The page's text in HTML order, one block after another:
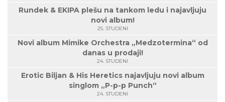
Rundek & EKIPA plešu na tankom ledu i najavljuju
novi album!
25. STUDENI
Novi album Mimike Orchestra „Medzotermina“ od
danas u prodaji!
24. STUDENI
Erotic Biljan & His Heretics najavljuju novi album
singlom „P-p-p Punch“
24. STUDENI